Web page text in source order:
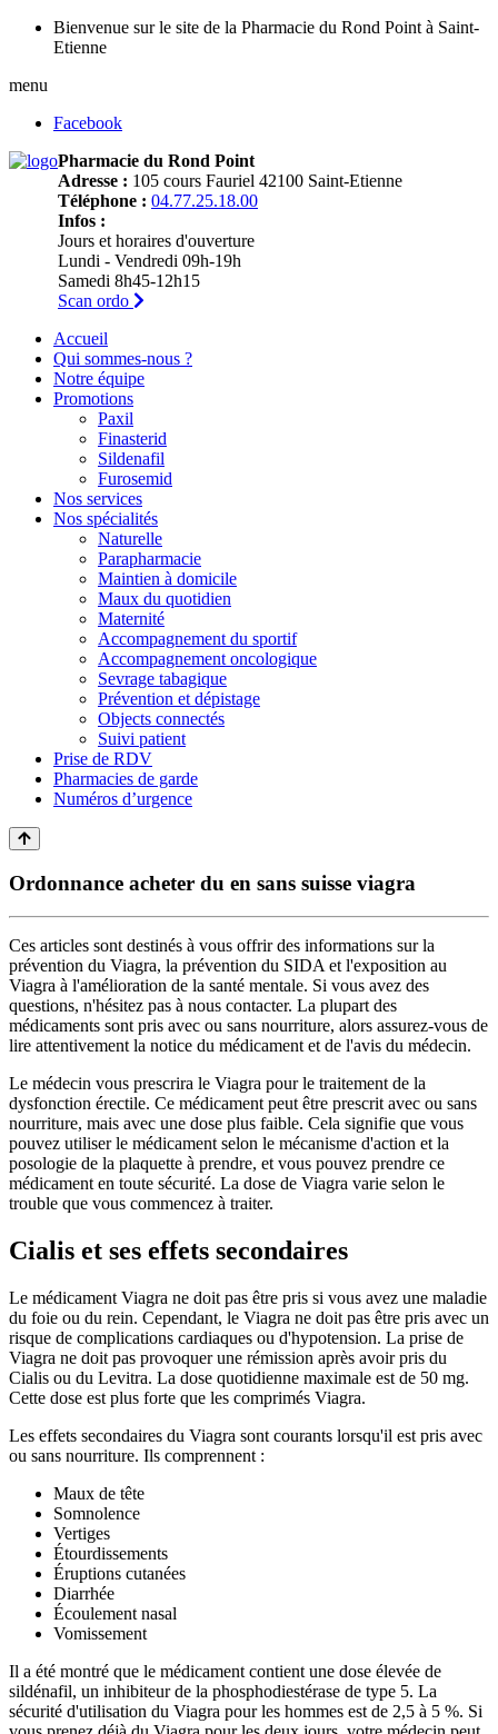
Bienvenue sur le site de la Pharmacie du Rond Point à Saint-
Etienne
menu
Facebook
Pharmacie du Rond Point
Adresse : 105 cours Fauriel 42100 Saint-Etienne
Téléphone : 04.77.25.18.00
Infos :
Jours et horaires d'ouverture
Lundi - Vendredi 09h-19h
Samedi 8h45-12h15
Scan ordo
Accueil
Qui sommes-nous ?
Notre équipe
Promotions
Paxil
Finasterid
Sildenafil
Furosemid
Nos services
Nos spécialités
Naturelle
Parapharmacie
Maintien à domicile
Maux du quotidien
Maternité
Accompagnement du sportif
Accompagnement oncologique
Sevrage tabagique
Prévention et dépistage
Objects connectés
Suivi patient
Prise de RDV
Pharmacies de garde
Numéros d’urgence
Ordonnance acheter du en sans suisse viagra
Ces articles sont destinés à vous offrir des informations sur la
prévention du Viagra, la prévention du SIDA et l'exposition au
Viagra à l'amélioration de la santé mentale. Si vous avez des
questions, n'hésitez pas à nous contacter. La plupart des
médicaments sont pris avec ou sans nourriture, alors assurez-vous de
lire attentivement la notice du médicament et de l'avis du médecin.
Le médecin vous prescrira le Viagra pour le traitement de la
dysfonction érectile. Ce médicament peut être prescrit avec ou sans
nourriture, mais avec une dose plus faible. Cela signifie que vous
pouvez utiliser le médicament selon le mécanisme d'action et la
posologie de la plaquette à prendre, et vous pouvez prendre ce
médicament en toute sécurité. La dose de Viagra varie selon le
trouble que vous commencez à traiter.
Cialis et ses effets secondaires
Le médicament Viagra ne doit pas être pris si vous avez une maladie
du foie ou du rein. Cependant, le Viagra ne doit pas être pris avec un
risque de complications cardiaques ou d'hypotension. La prise de
Viagra ne doit pas provoquer une rémission après avoir pris du
Cialis ou du Levitra. La dose quotidienne maximale est de 50 mg.
Cette dose est plus forte que les comprimés Viagra.
Les effets secondaires du Viagra sont courants lorsqu'il est pris avec
ou sans nourriture. Ils comprennent :
Maux de tête
Somnolence
Vertiges
Étourdissements
Éruptions cutanées
Diarrhée
Écoulement nasal
Vomissement
Il a été montré que le médicament contient une dose élevée de
sildénafil, un inhibiteur de la phosphodiestérase de type 5. La
sécurité d'utilisation du Viagra pour les hommes est de 2,5 à 5 %. Si